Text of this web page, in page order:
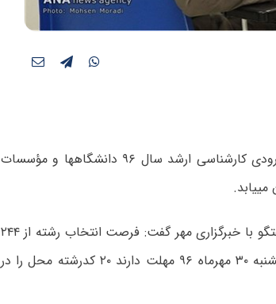
فرصت شرکت در مرحله تکمیل ظرفیت آزمون ورودی کارشناسی ارشد سال ۹۶ دانشگاه‎ها و مؤسسات
حسین توکلی، مشاور عالی سازمان سنجش در گفتگو با خبرگزاری مهر گفت: فرصت انتخاب رشته از ۲۴۴
مهر آغاز شده است و داوطلبان تا ساعت ۲۴ یکشنبه ۳۰ مهرماه ۹۶ مهلت دارند ۲۰ کدرشته محل را در